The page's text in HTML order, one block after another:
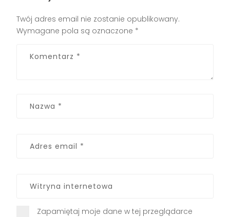
Twój adres email nie zostanie opublikowany.
Wymagane pola są oznaczone *
Zapamiętaj moje dane w tej przeglądarce